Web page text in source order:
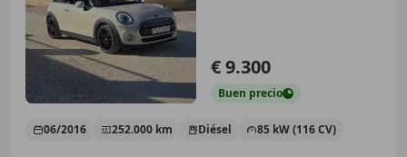
€ 9.300
Buen precio
06/2016 252.000 km Diésel 85 kW (116 CV)